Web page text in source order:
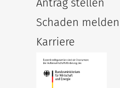
Antrag stellen
Schaden melden
Karriere